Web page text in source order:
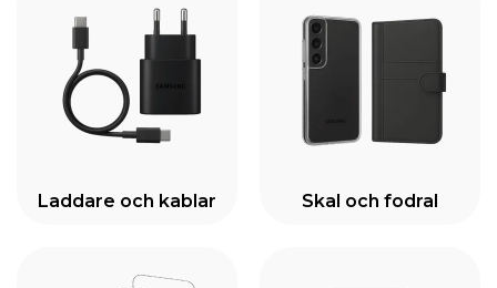
Laddare och kablar Skal och fodral